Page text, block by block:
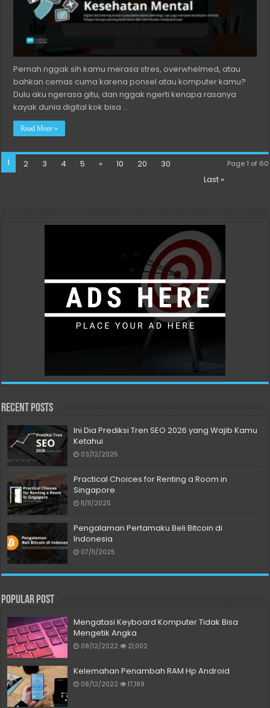
Pernah nggak sih kamu merasa stres, overwhelmed, atau
bahkan cemas cuma karena ponsel atau komputer kamu?
Dulu aku ngerasa gitu, dan nggak ngerti kenapa rasanya
kayak dunia digital kok bisa …
Read More »
Page 1 of 60
1 2 3 4 5 » 10 20 30
...
Last »
Recent Posts
Ini Dia Prediksi Tren SEO 2026 yang Wajib Kamu
Ketahui
03/12/2025
Practical Choices for Renting a Room in
Singapore
11/11/2025
Pengalaman Pertamaku Beli Bitcoin di
Indonesia
07/11/2025
Popular Post
Mengatasi Keyboard Komputer Tidak Bisa
Mengetik Angka
08/12/2022 21,002
Kelemahan Penambah RAM Hp Android
08/12/2022 17,189